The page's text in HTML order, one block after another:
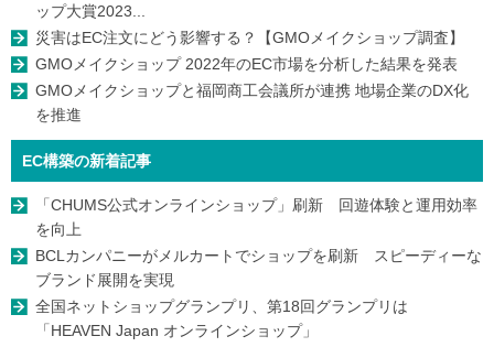
ップ大賞2023...
災害はEC注文にどう影響する？【GMOメイクショップ調査】
GMOメイクショップ 2022年のEC市場を分析した結果を発表
GMOメイクショップと福岡商工会議所が連携 地場企業のDX化
を推進
EC構築の新着記事
「CHUMS公式オンラインショップ」刷新 回遊体験と運用効率
を向上
BCLカンパニーがメルカートでショップを刷新 スピーディーな
ブランド展開を実現
全国ネットショップグランプリ、第18回グランプリは
「HEAVEN Japan オンラインショップ」